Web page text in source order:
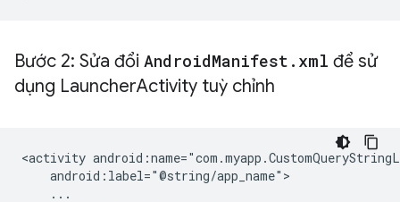
Bước 2: Sửa đổi AndroidManifest . xml để sử
dụng LauncherActivity tuỳ chỉnh
<activity